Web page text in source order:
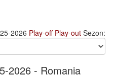
2026 Play-off Play-out Sezon:
2026 - Romania